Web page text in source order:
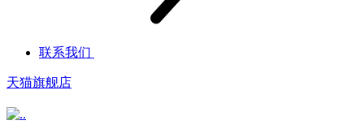
联系我们
天猫旗舰店